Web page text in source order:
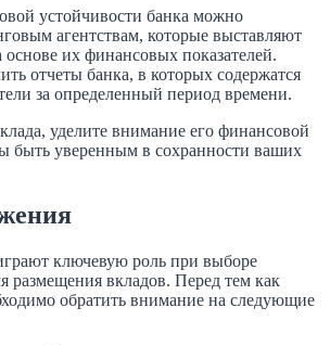
устойчивости банка можно
агентствам, которые выставляют
их финансовых показателей.
отчеты банка, в которых содержатся
за определенный период времени.
уделите внимание его финансовой
быть уверенным в сохранности ваших
ключевую роль при выборе
размещения вкладов. Перед тем как
обратить внимание на следующие